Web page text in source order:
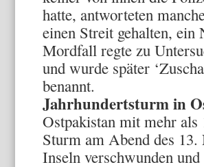
hatte, antworteten
einen Streit gehalten, ein
Mordfall regte zu
und wurde später
benannt.
Jahrhundertsturm in
Ostpakistan mit mehr
Sturm am Abend des
Inseln verschwunden